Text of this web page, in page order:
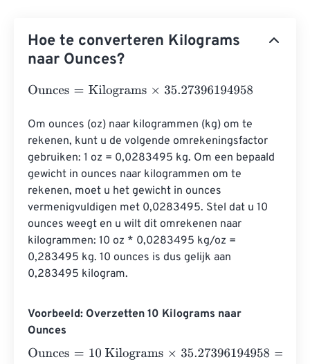
Hoe te converteren Kilograms
naar Ounces?
Ounces= Kilograms×35.27396194958
Om ounces (oz) naar kilogrammen (kg) om te
rekenen, kunt u de volgende omrekeningsfactor
gebruiken: 1 oz = 0,0283495 kg. Om een ​​bepaald
gewicht in ounces naar kilogrammen om te
rekenen, moet u het gewicht in ounces
vermenigvuldigen met 0,0283495. Stel dat u 10
ounces weegt en u wilt dit omrekenen naar
kilogrammen: 10 oz * 0,0283495 kg/oz =
0,283495 kg. 10 ounces is dus gelijk aan
0,283495 kilogram.
Voorbeeld: Overzetten 10 Kilograms naar
Ounces
Ounces= 10 Kilograms×35.27396194958=352.7396195